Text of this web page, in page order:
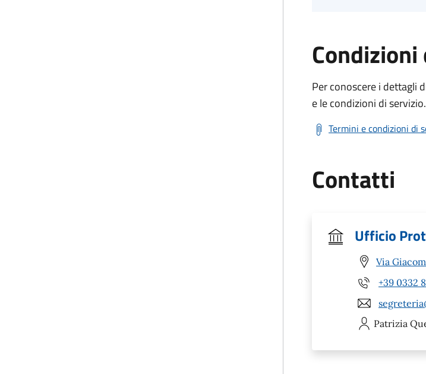
Per conoscere i dettagli
e le condizioni di servizio.
Termini e condizioni di
Contatti
Ufficio
Via
+39 0332
Patrizia